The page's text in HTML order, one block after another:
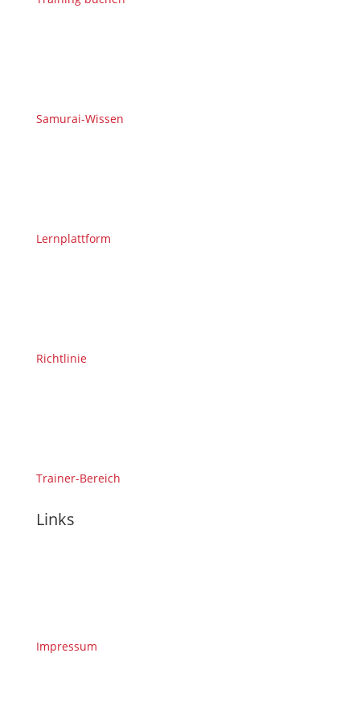
Samurai-Wissen
Lernplattform
Richtlinie
Trainer-Bereich
Links
Impressum